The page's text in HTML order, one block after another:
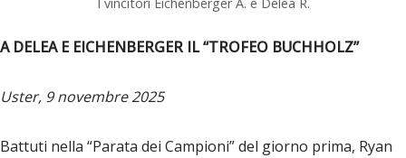
I vincitori Eichenberger A. e Delea R.
A DELEA E EICHENBERGER IL “TROFEO BUCHHOLZ”
Uster, 9 novembre 2025
Battuti nella “Parata dei Campioni” del giorno prima, Ryan